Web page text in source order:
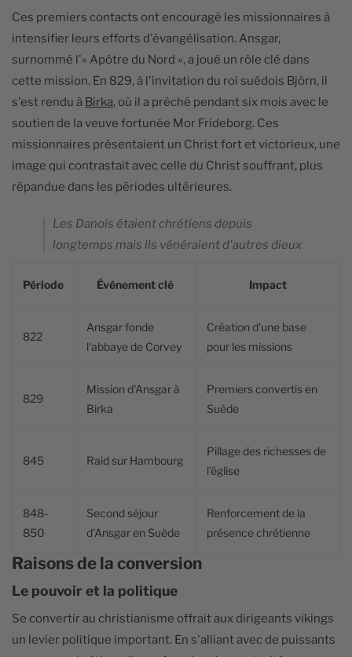
Ces premiers contacts ont encouragé les missionnaires à
intensifier leurs efforts d'évangélisation. Ansgar,
surnommé l'« Apôtre du Nord », a joué un rôle clé dans
cette mission. En 829, à l'invitation du roi suédois Björn, il
s'est rendu à Birka, où il a prêché pendant six mois avec le
soutien de la veuve fortunée Mor Frideborg. Ces
missionnaires présentaient un Christ fort et victorieux, une
image qui contrastait avec celle du Christ souffrant, plus
répandue dans les périodes ultérieures.
Les Danois étaient chrétiens depuis
longtemps mais ils vénéraient d'autres dieux
Période Événement clé Impact
822
Ansgar fonde
l'abbaye de Corvey
Création d'une base
pour les missions
829
Mission d'Ansgar à
Birka
Premiers convertis en
Suède
845 Raid sur Hambourg
Pillage des richesses de
l'église
848-
850
Second séjour
d'Ansgar en Suède
Renforcement de la
présence chrétienne
Raisons de la conversion
Le pouvoir et la politique
Se convertir au christianisme offrait aux dirigeants vikings
un levier politique important. En s'alliant avec de puissants